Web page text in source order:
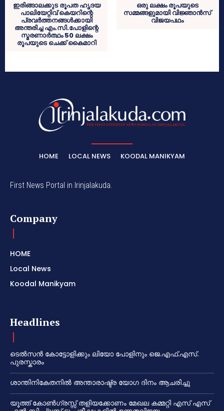
ഇരിങ്ങാലക്കുട രൂപത ഹൃദയ
പാലിയേറ്റിവ് കെയറിന്റെ
പ്രവര്‍ത്തനങ്ങള്‍ക്കായി
അന്തരിച്ച എം.സി.പോളിന്റെ
സ്മരണാര്‍ത്ഥം 50 ലക്ഷം
രൂപയുടെ ചെക്ക് കൈമാറി
ഒരു ലക്ഷം രൂപയുടെ
സമ്മങ്ങളുമായി വിജ്ഞാന്‍സ്
വിജയപഥം
HOME LOCAL NEWS KOODAL MANIKYAM
First News Portal in Irinjalakuda.
Company
HOME
Local News
Koodal Manikyam
Headlines
ടെൽസൻ കോട്ടോളിക്കും ലിയോ പോളിനും ജെ.എഫ്.എസ്.
പുരസ്കാരം
ശാന്തിനികേതനിൽ അന്താരാഷ്ട്ര യോഗ ദിനം ആചരിച്ചു
യൂത്ത് കോൺഗ്രസ്സ് തളിയക്കോണം മേഖല കമ്മറ്റി എസ് എസ്